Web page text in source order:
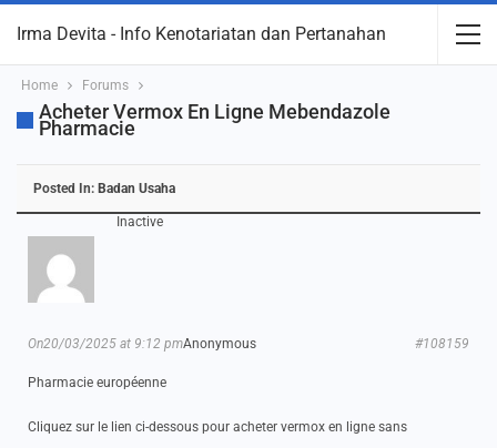
Irma Devita - Info Kenotariatan dan Pertanahan
Home Forums
Acheter Vermox En Ligne Mebendazole
Pharmacie
Posted In: Badan Usaha
Inactive
Anonymous
On20/03/2025 at 9:12 pm #108159
Pharmacie européenne
Cliquez sur le lien ci-dessous pour acheter vermox en ligne sans